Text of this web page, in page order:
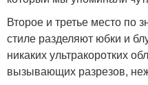
Второе и третье место по
стиле разделяют юбки и
никаких ультракоротких
вызывающих разрезов,